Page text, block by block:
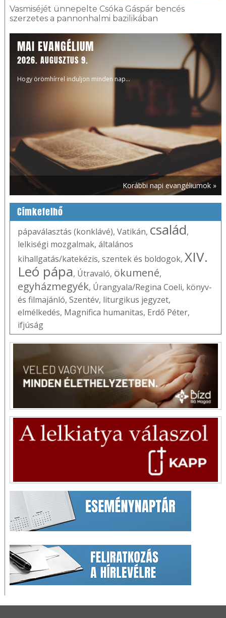
Vasmiséjét ünnepelte Csóka Gáspár bencés
szerzetes a pannonhalmi bazilikában
MAI EVANGÉLIUM
2026. AUGUSZTUS 9.
Hogy örömhírrel induljon minden nap...
Korábbi napi evangéliumok »
Címkefelhő
pápaválasztás (konklávé), Vatikán, család,
lelkiségi mozgalmak, általános
kihallgatás/katekézis, szentek és boldogok, XIV.
Leó pápa, Útravaló, ökumené,
egyházmegyék, Úrangyala/Regina Coeli, könyv-
és filmajánló, Szentév, liturgikus jegyzet,
elmélkedés, Magnifica humanitas, Erdő Péter,
ifjúság